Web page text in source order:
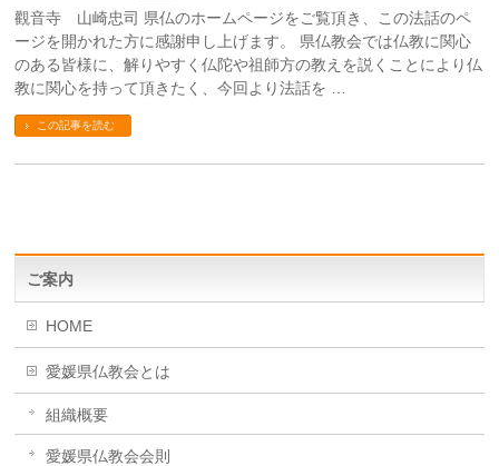
觀音寺 山崎忠司 県仏のホームページをご覧頂き、この法話のペ
ージを開かれた方に感謝申し上げます。 県仏教会では仏教に関心
のある皆様に、解りやすく仏陀や祖師方の教えを説くことにより仏
教に関心を持って頂きたく、今回より法話を …
この記事を読む
ご案内
HOME
愛媛県仏教会とは
組織概要
愛媛県仏教会会則